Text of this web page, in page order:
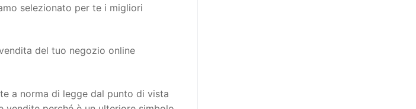
selezionato per te i migliori
del tuo negozio online
a norma di legge dal punto di vista